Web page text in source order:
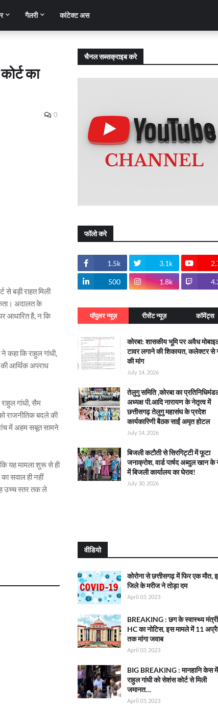
गैलरी कांटेक्ट अस
का
0
से बड़ी राहत मिली
अदालत के
आधारित है, न कि
कहा कि राहुल गांधी,
की आर्थिक अपराध
गांधी, सैम
राजनीतिक बदले की
में अहम सबूत सामने
यह मामला शुरू से ही
सवाल ही नहीं
उच्च स्तर तक ले
चैनल सब्सक्राइब करे
फॉलो करे
1.5k 3.1k
500 1.8k
पॉपुलर न्यूज़ रीसेंट न्यूज़ कॉमेंट्स
कोरबा: शासकीय भूमि पर अवैध
टावर लगाने की शिकायत, कलेक्टर से
की मांग
July 14, 2026
तेलुगु समिति ,कोरबा का
अध्यक्ष पी.आदि नारायण के नेतृत्व में
छत्तीसगढ़ तेलुगु महासंघ के प्रदेश
कार्यकारिणी बैठक साईं अमृत होटल
July 14, 2026
बिजली कटौती से सिरगिट्टी में फूटा
जनाक्रोश, वार्ड पार्षद अब्दुल खान के
में बिजली कार्यालय का घेराव!
July 30, 2026
वीडियो
कोरोना से छत्तीसगढ़ में फिर एक मौत,
जिले के मरीज ने तोड़ा दम
April 03, 2023
BREAKING : छग के स्वास्थ्य
HC का नोटिस, इस मामले में 11
तक मांगा जवाब
April 03, 2023
BIG BREAKING : मानहानि केस में
राहुल गांधी को सेशंस कोर्ट से मिली
जमानत…
April 03, 2023